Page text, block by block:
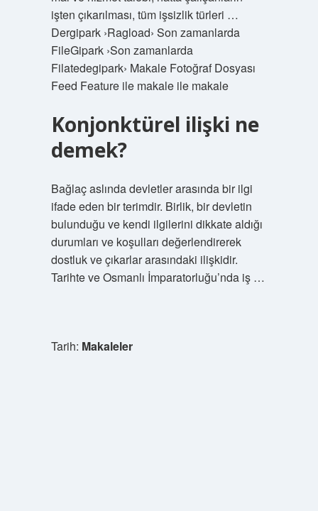
işten çıkarılması, tüm işsizlik türleri …
Dergipark ›Ragload› Son zamanlarda
FileGipark ›Son zamanlarda
Filatedegipark› Makale Fotoğraf Dosyası
Feed Feature ile makale ile makale
Konjonktürel ilişki ne
demek?
Bağlaç aslında devletler arasında bir ilgi
ifade eden bir terimdir. Birlik, bir devletin
bulunduğu ve kendi ilgilerini dikkate aldığı
durumları ve koşulları değerlendirerek
dostluk ve çıkarlar arasındaki ilişkidir.
Tarihte ve Osmanlı İmparatorluğu’nda iş …
Tarih: Makaleler